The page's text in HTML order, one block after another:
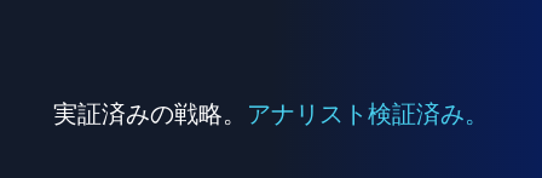
実証済みの戦略。 アナリスト検証済み。